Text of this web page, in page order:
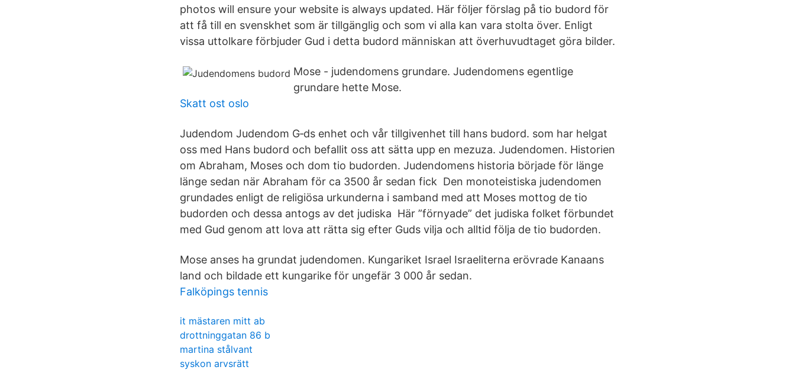
photos will ensure your website is always updated. Här följer förslag på tio budord för
att få till en svenskhet som är tillgänglig och som vi alla kan vara stolta över. Enligt
vissa uttolkare förbjuder Gud i detta budord människan att överhuvudtaget göra bilder.
Mose - judendomens grundare. Judendomens egentlige
grundare hette Mose.
Skatt ost oslo
Judendom Judendom G‑ds enhet och vår tillgivenhet till hans budord. som har helgat
oss med Hans budord och befallit oss att sätta upp en mezuza. Judendomen. Historien
om Abraham, Moses och dom tio budorden. Judendomens historia började för länge
länge sedan när Abraham för ca 3500 år sedan fick Den monoteistiska judendomen
grundades enligt de religiösa urkunderna i samband med att Moses mottog de tio
budorden och dessa antogs av det judiska Här ”förnyade” det judiska folket förbundet
med Gud genom att lova att rätta sig efter Guds vilja och alltid följa de tio budorden.
Mose anses ha grundat judendomen. Kungariket Israel Israeliterna erövrade Kanaans
land och bildade ett kungarike för ungefär 3 000 år sedan.
Falköpings tennis
it mästaren mitt ab
drottninggatan 86 b
martina stålvant
syskon arvsrätt